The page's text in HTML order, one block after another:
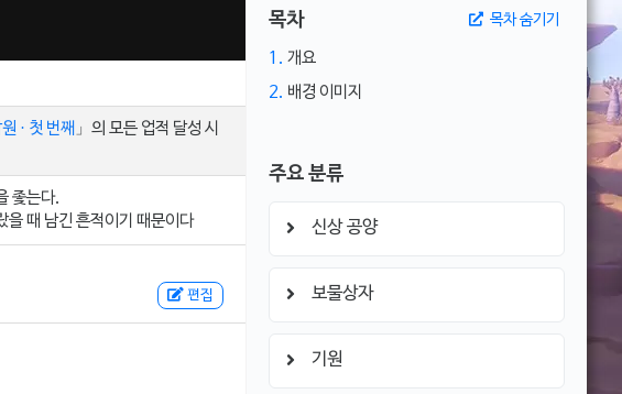
· 첫 번째 」의 모든 업적 달성 시
좇는다.
을 때 남긴 흔적이기 때문이다
편집
목차 숨기기
목차
1. 개요
2. 배경 이미지
주요 분류
신상 공양
보물상자
기원